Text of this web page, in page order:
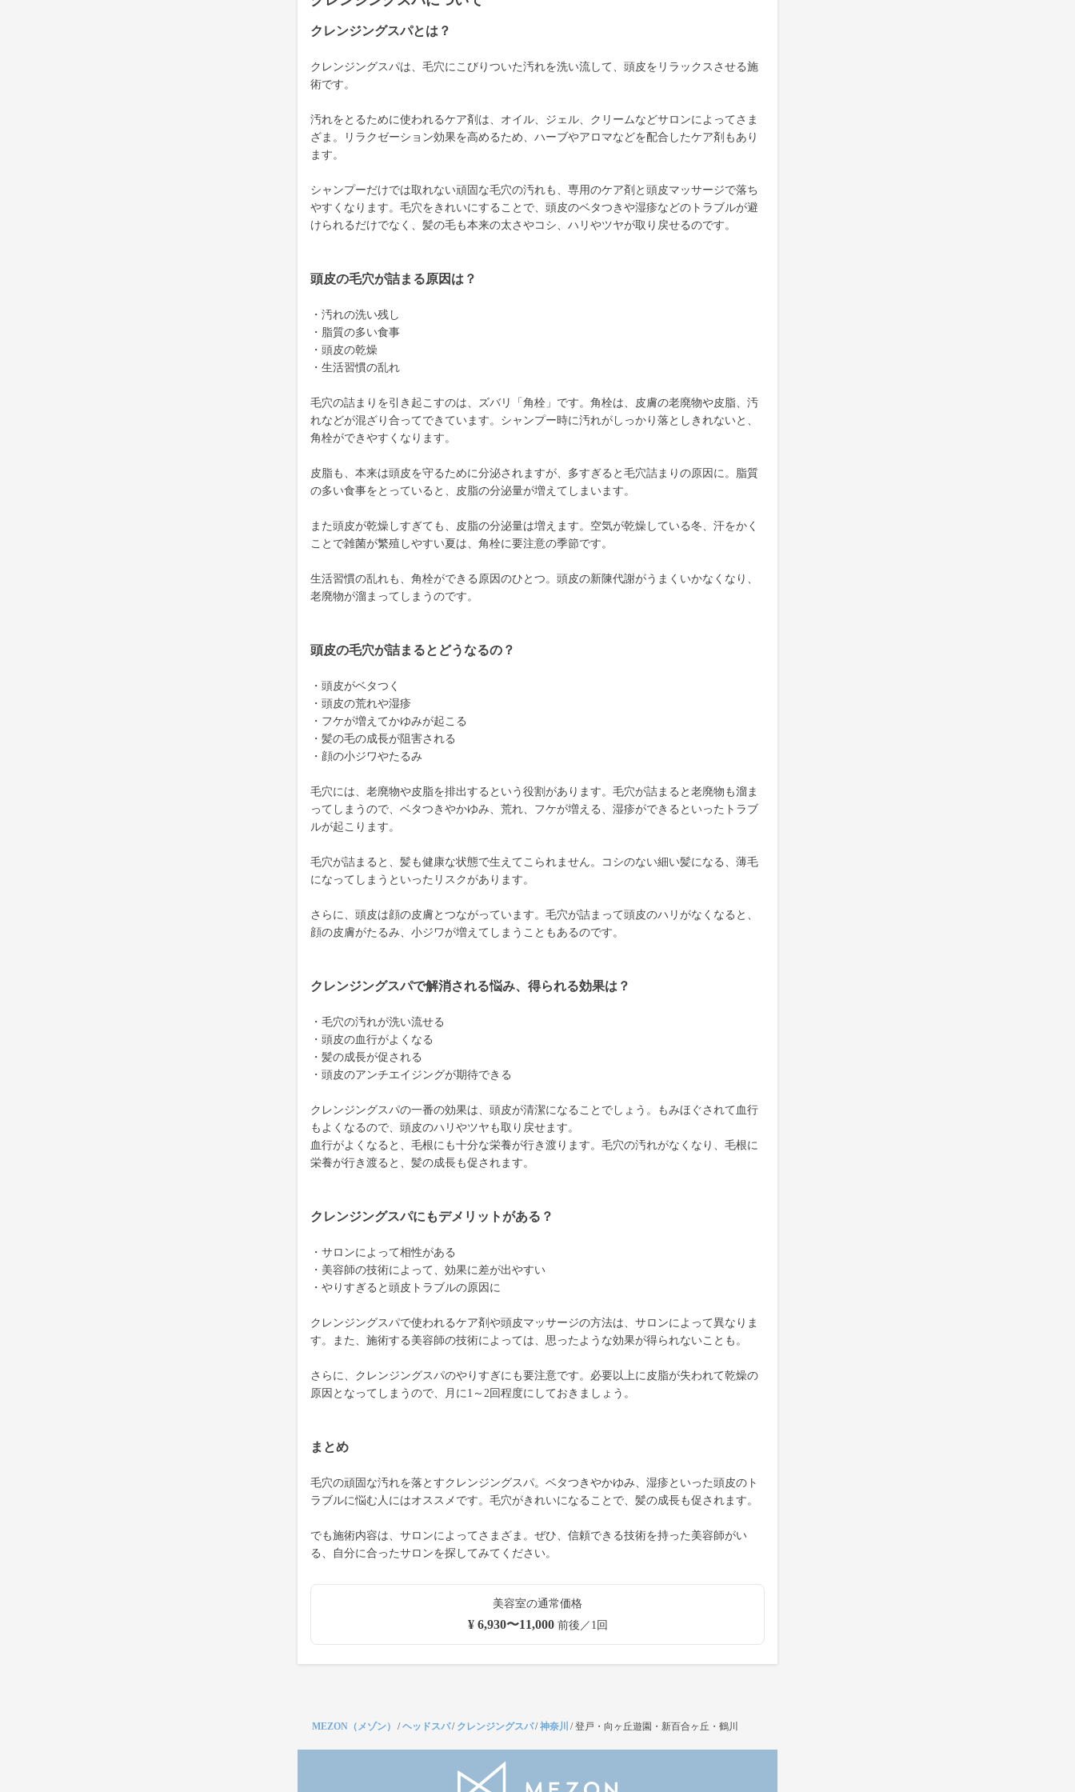
クレンジングスパとは？
クレンジングスパは、毛穴にこびりついた汚れを洗い流して、頭皮をリラックスさせる施
術です。
汚れをとるために使われるケア剤は、オイル、ジェル、クリームなどサロンによってさま
ざま。リラクゼーション効果を高めるため、ハーブやアロマなどを配合したケア剤もあり
ます。
シャンプーだけでは取れない頑固な毛穴の汚れも、専用のケア剤と頭皮マッサージで落ち
やすくなります。毛穴をきれいにすることで、頭皮のベタつきや湿疹などのトラブルが避
けられるだけでなく、髪の毛も本来の太さやコシ、ハリやツヤが取り戻せるのです。
頭皮の毛穴が詰まる原因は？
・汚れの洗い残し
・脂質の多い食事
・頭皮の乾燥
・生活習慣の乱れ
毛穴の詰まりを引き起こすのは、ズバリ「角栓」です。角栓は、皮膚の老廃物や皮脂、汚
れなどが混ざり合ってできています。シャンプー時に汚れがしっかり落としきれないと、
角栓ができやすくなります。
皮脂も、本来は頭皮を守るために分泌されますが、多すぎると毛穴詰まりの原因に。脂質
の多い食事をとっていると、皮脂の分泌量が増えてしまいます。
また頭皮が乾燥しすぎても、皮脂の分泌量は増えます。空気が乾燥している冬、汗をかく
ことで雑菌が繁殖しやすい夏は、角栓に要注意の季節です。
生活習慣の乱れも、角栓ができる原因のひとつ。頭皮の新陳代謝がうまくいかなくなり、
老廃物が溜まってしまうのです。
頭皮の毛穴が詰まるとどうなるの？
・頭皮がベタつく
・頭皮の荒れや湿疹
・フケが増えてかゆみが起こる
・髪の毛の成長が阻害される
・顔の小ジワやたるみ
毛穴には、老廃物や皮脂を排出するという役割があります。毛穴が詰まると老廃物も溜ま
ってしまうので、ベタつきやかゆみ、荒れ、フケが増える、湿疹ができるといったトラブ
ルが起こります。
毛穴が詰まると、髪も健康な状態で生えてこられません。コシのない細い髪になる、薄毛
になってしまうといったリスクがあります。
さらに、頭皮は顔の皮膚とつながっています。毛穴が詰まって頭皮のハリがなくなると、
顔の皮膚がたるみ、小ジワが増えてしまうこともあるのです。
クレンジングスパで解消される悩み、得られる効果は？
・毛穴の汚れが洗い流せる
・頭皮の血行がよくなる
・髪の成長が促される
・頭皮のアンチエイジングが期待できる
クレンジングスパの一番の効果は、頭皮が清潔になることでしょう。もみほぐされて血行
もよくなるので、頭皮のハリやツヤも取り戻せます。
血行がよくなると、毛根にも十分な栄養が行き渡ります。毛穴の汚れがなくなり、毛根に
栄養が行き渡ると、髪の成長も促されます。
クレンジングスパにもデメリットがある？
・サロンによって相性がある
・美容師の技術によって、効果に差が出やすい
・やりすぎると頭皮トラブルの原因に
クレンジングスパで使われるケア剤や頭皮マッサージの方法は、サロンによって異なりま
す。また、施術する美容師の技術によっては、思ったような効果が得られないことも。
さらに、クレンジングスパのやりすぎにも要注意です。必要以上に皮脂が失われて乾燥の
原因となってしまうので、月に1～2回程度にしておきましょう。
まとめ
毛穴の頑固な汚れを落とすクレンジングスパ。ベタつきやかゆみ、湿疹といった頭皮のト
ラブルに悩む人にはオススメです。毛穴がきれいになることで、髪の成長も促されます。
でも施術内容は、サロンによってさまざま。ぜひ、信頼できる技術を持った美容師がい
る、自分に合ったサロンを探してみてください。
美容室の通常価格
¥ 6,930〜11,000前後／1回
MEZON（メゾン） /ヘッドスパ/ クレンジングスパ/神奈川 /登戸・向ヶ丘遊園・新百合ヶ丘・鶴川